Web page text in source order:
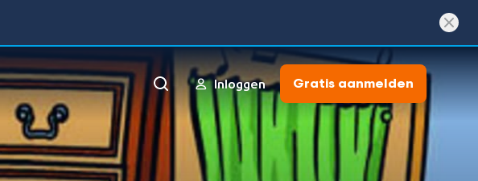
Inloggen Gratis aanmelden